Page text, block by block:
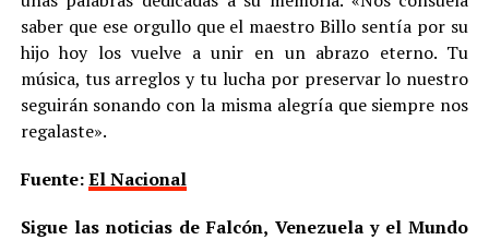
saber que ese orgullo que el maestro Billo sentía por su
hijo hoy los vuelve a unir en un abrazo eterno. Tu
música, tus arreglos y tu lucha por preservar lo nuestro
seguirán sonando con la misma alegría que siempre nos
regalaste».
Fuente:El Nacional
Sigue las noticias de Falcón, Venezuela y el Mundo